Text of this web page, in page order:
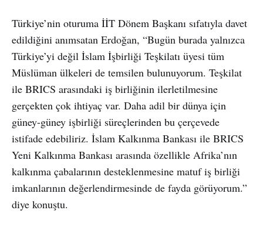
Türkiye’nin oturuma İİT Dönem Başkanı sıfatıyla davet
edildiğini anımsatan Erdoğan, “Bugün burada yalnızca
Türkiye’yi değil İslam İşbirliği Teşkilatı üyesi tüm
Müslüman ülkeleri de temsilen bulunuyorum. Teşkilat
ile BRICS arasındaki iş birliğinin ilerletilmesine
gerçekten çok ihtiyaç var. Daha adil bir dünya için
güney-güney işbirliği süreçlerinden bu çerçevede
istifade edebiliriz. İslam Kalkınma Bankası ile BRICS
Yeni Kalkınma Bankası arasında özellikle Afrika’nın
kalkınma çabalarının desteklenmesine matuf iş birliği
imkanlarının değerlendirmesinde de fayda görüyorum.”
diye konuştu.